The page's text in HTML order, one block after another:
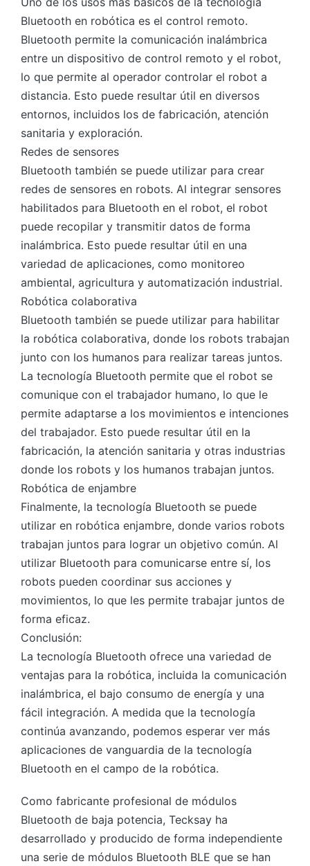
Bluetooth en robótica es el control remoto.
Bluetooth permite la comunicación inalámbrica
entre un dispositivo de control remoto y el robot,
lo que permite al operador controlar el robot a
distancia. Esto puede resultar útil en diversos
entornos, incluidos los de fabricación, atención
sanitaria y exploración.
Redes de sensores
Bluetooth también se puede utilizar para crear
redes de sensores en robots. Al integrar sensores
habilitados para Bluetooth en el robot, el robot
puede recopilar y transmitir datos de forma
inalámbrica. Esto puede resultar útil en una
variedad de aplicaciones, como monitoreo
ambiental, agricultura y automatización industrial.
Robótica colaborativa
Bluetooth también se puede utilizar para habilitar
la robótica colaborativa, donde los robots trabajan
junto con los humanos para realizar tareas juntos.
La tecnología Bluetooth permite que el robot se
comunique con el trabajador humano, lo que le
permite adaptarse a los movimientos e intenciones
del trabajador. Esto puede resultar útil en la
fabricación, la atención sanitaria y otras industrias
donde los robots y los humanos trabajan juntos.
Robótica de enjambre
Finalmente, la tecnología Bluetooth se puede
utilizar en robótica enjambre, donde varios robots
trabajan juntos para lograr un objetivo común. Al
utilizar Bluetooth para comunicarse entre sí, los
robots pueden coordinar sus acciones y
movimientos, lo que les permite trabajar juntos de
forma eficaz.
Conclusión:
La tecnología Bluetooth ofrece una variedad de
ventajas para la robótica, incluida la comunicación
inalámbrica, el bajo consumo de energía y una
fácil integración. A medida que la tecnología
continúa avanzando, podemos esperar ver más
aplicaciones de vanguardia de la tecnología
Bluetooth en el campo de la robótica.
Como fabricante profesional de módulos
Bluetooth de baja potencia, Tecksay ha
desarrollado y producido de forma independiente
una serie de módulos Bluetooth BLE que se han